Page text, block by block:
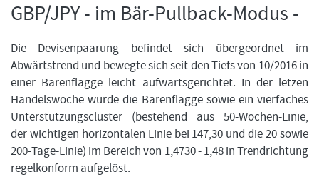
GBP/JPY - im Bär-Pullback-Modus -
Die Devisenpaarung befindet sich übergeordnet im
Abwärtstrend und bewegte sich seit den Tiefs von 10/2016 in
einer Bärenflagge leicht aufwärtsgerichtet. In der letzen
Handelswoche wurde die Bärenflagge sowie ein vierfaches
Unterstützungscluster (bestehend aus 50-Wochen-Linie,
der wichtigen horizontalen Linie bei 147,30 und die 20 sowie
200-Tage-Linie) im Bereich von 1,4730 - 1,48 in Trendrichtung
regelkonform aufgelöst.
klicken Sie unten auf „Formationstrader werden“, und finden Sie auf
unserem Online-Shop das passende Angebot.
FORMATIONSTRADER WERDEN